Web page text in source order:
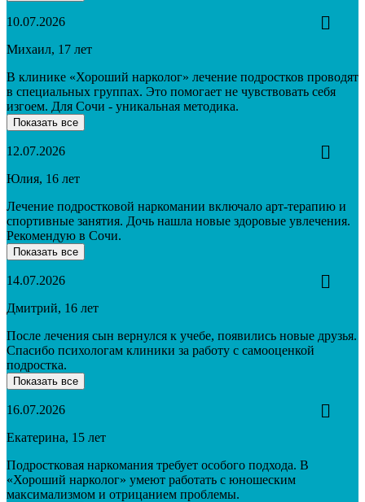
10.07.2026
Михаил, 17 лет
В клинике «Хороший нарколог» лечение подростков проводят
в специальных группах. Это помогает не чувствовать себя
изгоем. Для Сочи - уникальная методика.
Показать все
12.07.2026
Юлия, 16 лет
Лечение подростковой наркомании включало арт-терапию и
спортивные занятия. Дочь нашла новые здоровые увлечения.
Рекомендую в Сочи.
Показать все
14.07.2026
Дмитрий, 16 лет
После лечения сын вернулся к учебе, появились новые друзья.
Спасибо психологам клиники за работу с самооценкой
подростка.
Показать все
16.07.2026
Екатерина, 15 лет
Подростковая наркомания требует особого подхода. В
«Хороший нарколог» умеют работать с юношеским
максимализмом и отрицанием проблемы.